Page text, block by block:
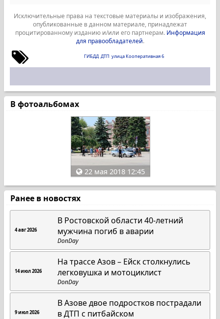
Исключительные права на текстовые материалы и изображения,
опубликованные в данном материале, принадлежат
процитированному изданию и/или его партнерам. Информация
для правообладателей.
ГИБДД ДТП улица Кооперативная 6
В фотоальбомах
22 мая 2018 12:45
Ранее в новостях
4 авг 2026
В Ростовской области 40-летний
мужчина погиб в аварии
DonDay
14 июл 2026
На трассе Азов – Ейск столкнулись
легковушка и мотоциклист
DonDay
9 июл 2026
В Азове двое подростков пострадали
в ДТП с питбайском